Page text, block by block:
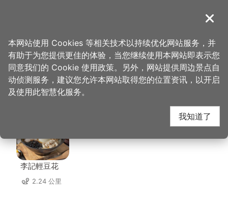
導覽
首页 > 想去的地方 > 美食、购物 > 中坜六和商圈
中坜六和商圈 周边店家
李記輕豆花
2.24 公里
关闭
本网站使用 Cookies 等相关技术以持续优化网站服务，并
有助于为您提供更佳的体验，当您继续使用本网站即表示您
同意我们的 Cookie 使用政策。另外，网站提供周边景点自
动侦测服务，建议您允许本网站取得您的位置资讯，以开启
及使用此智慧化服务。
我知道了